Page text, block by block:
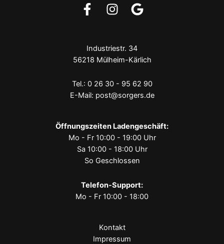
Industriestr. 34
56218 Mülheim-Kärlich
Tel.: 0 26 30 - 95 62 90
E-Mail: post@sorgers.de
Öffnungszeiten Ladengeschäft:
Mo - Fr 10:00 - 19:00 Uhr
Sa 10:00 - 18:00 Uhr
So Geschlossen
Telefon-Support:
Mo - Fr 10:00 - 18:00
Kontakt
Impressum